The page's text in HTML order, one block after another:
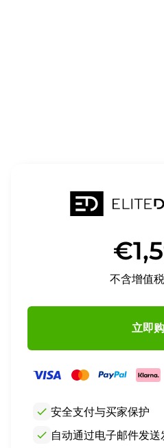
不含增值税
立即
check 安全支付与买家保护
check 自动通过电子邮件发送